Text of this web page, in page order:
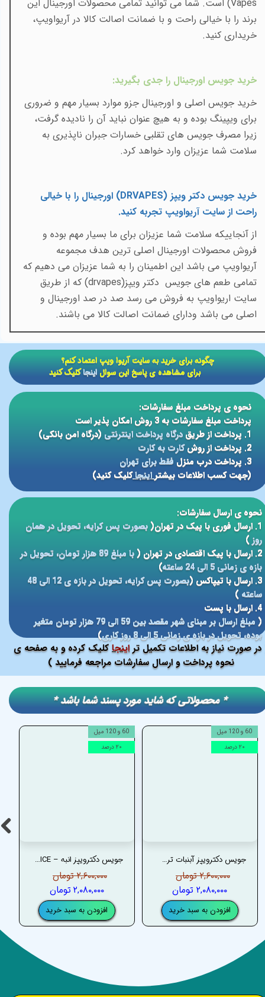
Vapes) است. شما می توانید تمامی محصولات اورجینال این
برند را با خیالی راحت و با ضمانت اصالت کالا در آریواویپ،
خریداری کنید.
خرید جویس اورجینال را جدی بگیرید:
خرید جویس اصلی و اورجینال جزو موارد بسیار مهم و ضروری
برای ویپینگ بوده و به هیچ عنوان نباید آن را نادیده گرفت،
زیرا مصرف جویس های تقلبی خسارات جبران ناپذیری به
سلامت شما عزیزان وارد خواهد کرد.
خرید جویس دکتر ویپز (DRVAPES) اورجینال را با خیالی
راحت از سایت آریواویپ تجربه کنید.
از آنجاییکه سلامت شما عزیزان برای ما بسیار مهم بوده و
فروش محصولات اورجینال اصلی ترین هدف مجموعه
آریواویپ می باشد این اطمینان را به شما عزیزان می دهیم که
تمامی طعم های جویس دکتر ویپز(drvapes) که از طریق
سایت اریواویپ به فروش می رسد صد در صد اورجینال و
اصلی می باشد ودارای ضمانت اصالت کالا می باشند.
صورت نیاز به اطلاعات تکمیل تراینجا کلیک کرده و به صفحه ی
نحوه پرداخت و ارسال سفارشات مراجعه فرمایید )
نحوه ی پرداخت مبلغ سفارشات:
پرداخت مبلغ سفارشات به 3 روش امکان پذیر است
1. پرداخت از طریق
درگاه پرداخت اینترنتی(درگاه امن بانکی)
2. پرداخت از روش
کارت به کارت
3. پرداخت درب منزل
فقط برای تهران
(جهت کسب اطلاعات بیشتر اینجاکلیک کنید)
نحوه ی ارسال سفارشات:
1. ارسال فوری با پیک در تهران(
بصورت پس کرایه، تحویل در همان
روز)
2. ارسال با پیک اقتصادی در تهران (
با مبلغ 89 هزار تومان، تحویل در
بازه ی زمانی 5 الی 24 ساعته
)
3. ارسال با تیپاکس (
بصورت پس کرایه، تحویل در بازه ی 12 الی 48
ساعته )
4. ارسال با پست
(
مبلغ ارسال بر مبنای شهر مقصد بین 59 الی 79 هزار تومان متغیر
بوده، تحویل در بازه ی زمانی 5 الی 8 روز کاری
)
​​چگونه برای خرید به سایت آریوا ویپ اعتماد کنم؟
برای مشاهده ی پاسخ این سوالاینجاکلیک کنید
جویس دکترویپز انبه – DRVAPES TOPAZ (MAD MANGO) JUICE
۲,۶۰۰,۰۰۰ تومان
۲,۰۸۰,۰۰۰ تومان
افزودن به سبد خرید
60 و 120 میل
۲۰ درصد
جویس دکترویپز آبنبات ترش انگور فرنگی یخ– DRVAPES PINK SOUR FROZEN REMIX JUICE
۲,۶۰۰,۰۰۰ تومان
۲,۰۸۰,۰۰۰ تومان
افزودن به سبد خرید
60 و 120 میل
۲۰ درصد
​​* محصولاتی که شاید مورد پسند شما باشد *